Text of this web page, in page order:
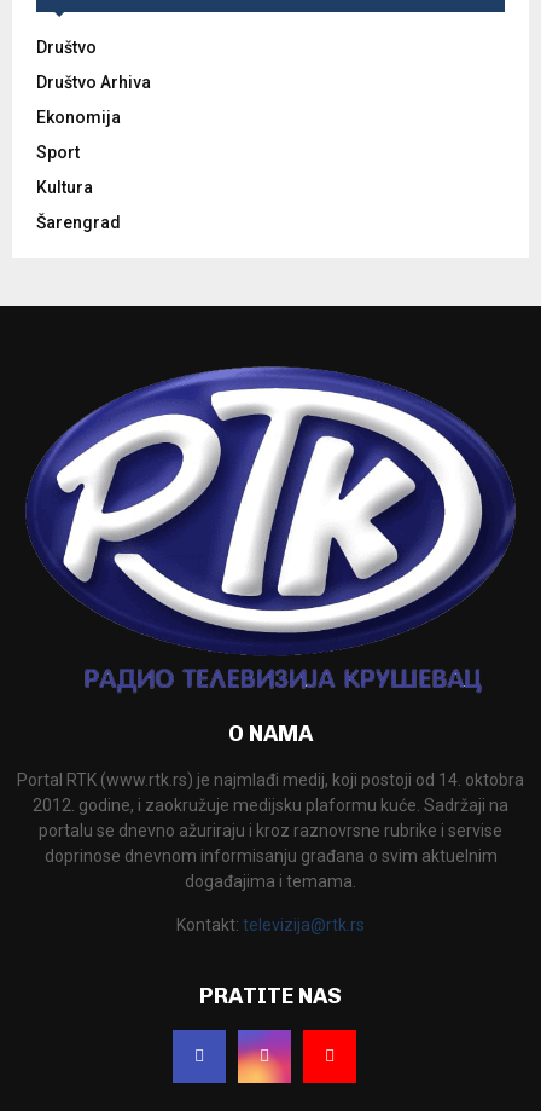
Društvo
Društvo Arhiva
Ekonomija
Sport
Kultura
Šarengrad
O NAMA
Portal RTK (www.rtk.rs) je najmlađi medij, koji postoji od 14. oktobra
2012. godine, i zaokružuje medijsku plaformu kuće. Sadržaji na
portalu se dnevno ažuriraju i kroz raznovrsne rubrike i servise
doprinose dnevnom informisanju građana o svim aktuelnim
događajima i temama.
Kontakt: televizija@rtk.rs
PRATITE NAS